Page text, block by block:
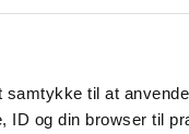
samtykke til at
ID og din browser til
på